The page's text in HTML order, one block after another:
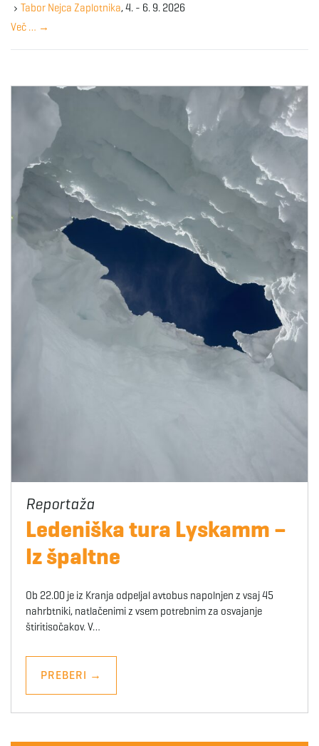
y
w
r
Tabor Nejca Zaplotnika, 4. - 6. 9. 2026
Več … →
Ledeniška tura Lyskamm –
Iz špaltne
Ob 22.00 je iz Kranja odpeljal avtobus napolnjen z vsaj 45
nahrbtniki, natlačenimi z vsem potrebnim za osvajanje
štiritisočakov. V…
PREBERI →